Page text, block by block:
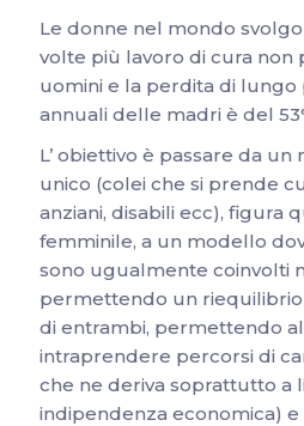
Le donne nel mondo
volte più lavoro di cura non
uomini e la perdita di lungo
annuali delle madri è del
L’ obiettivo è passare da
unico (colei che si prende
anziani, disabili ecc), figura
femminile, a un modello
sono ugualmente coinvolti
permettendo un
di entrambi, permettendo
intraprendere percorsi di
che ne deriva soprattutto a
indipendenza economica)